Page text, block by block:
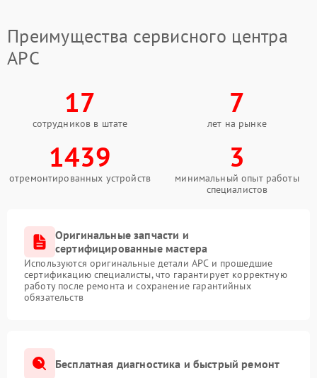
Преимущества сервисного центра
APC
17
сотрудников в штате
7
лет на рынке
1439
отремонтированных устройств
3
минимальный опыт работы
специалистов
Оригинальные запчасти и
сертифицированные мастера
Используются оригинальные детали APC и прошедшие
сертификацию специалисты, что гарантирует корректную
работу после ремонта и сохранение гарантийных
обязательств
Бесплатная диагностика и быстрый ремонт